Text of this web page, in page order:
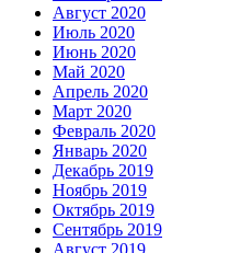
Август 2020
Июль 2020
Июнь 2020
Май 2020
Апрель 2020
Март 2020
Февраль 2020
Январь 2020
Декабрь 2019
Ноябрь 2019
Октябрь 2019
Сентябрь 2019
Август 2019